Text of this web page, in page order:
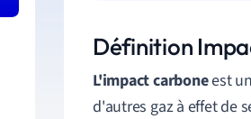
Définition
L'impact carboneest
d'autres gaz à effet de